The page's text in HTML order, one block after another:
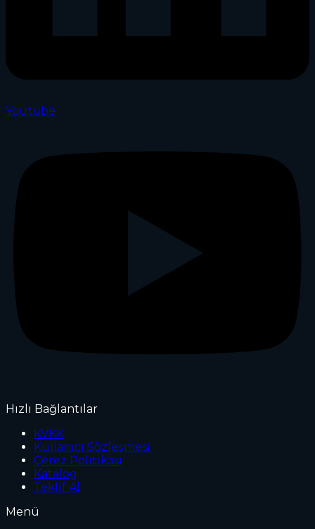
Youtube
Hızlı Bağlantılar
KVKK
Kullanıcı Sözleşmesi
Çerez Politikası
Katalog
Teklif Al
Menü